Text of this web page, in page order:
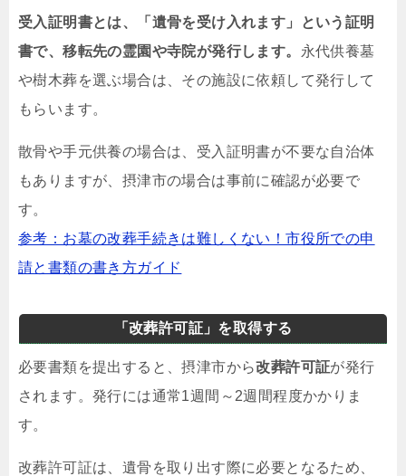
受入証明書とは、「遺骨を受け入れます」という証明
書で、移転先の霊園や寺院が発行します。 永代供養墓
や樹木葬を選ぶ場合は、その施設に依頼して発行して
もらいます。
散骨や手元供養の場合は、受入証明書が不要な自治体
もありますが、摂津市の場合は事前に確認が必要で
す。
参考：お墓の改葬手続きは難しくない！市役所での申
請と書類の書き方ガイド
「改葬許可証」を取得する
必要書類を提出すると、摂津市から改葬許可証が発行
されます。発行には通常1週間～2週間程度かかりま
す。
改葬許可証は、遺骨を取り出す際に必要となるため、